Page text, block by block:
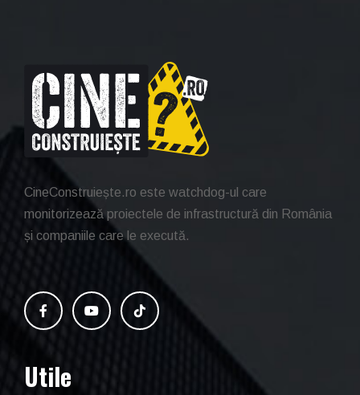
CineConstruiește.ro este watchdog-ul care
monitorizează proiectele de infrastructură din România
și companiile care le execută.
Utile